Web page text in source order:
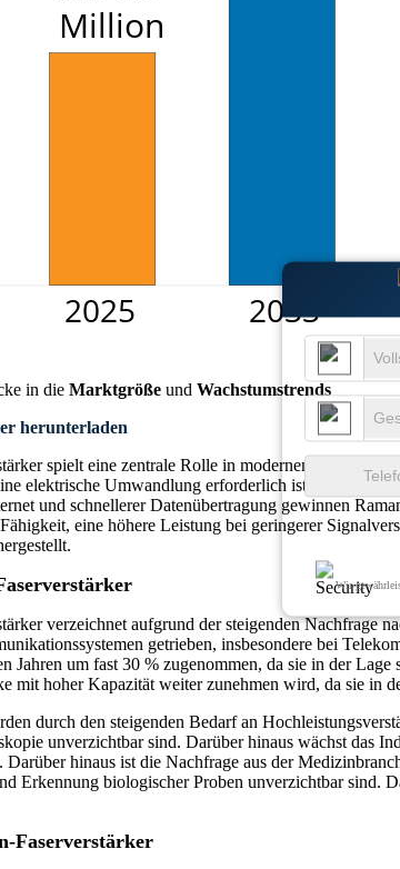
Wir
in die Marktgröße und Wachstumstrends
herunterladen
spielt eine zentrale Rolle in modernen
elektrische Umwandlung erforderlich ist, was sie
und schnellerer Datenübertragung gewinnen
eine höhere Leistung bei geringerer
verzeichnet aufgrund der steigenden Nachfrage
getrieben, insbesondere bei
Jahren um fast 30 % zugenommen, da sie in der
mit hoher Kapazität weiter zunehmen wird, da sie in
durch den steigenden Bedarf an
unverzichtbar sind. Darüber hinaus wächst das
Darüber hinaus ist die Nachfrage aus der
Erkennung biologischer Proben unverzichtbar sind.
Faserverstärker